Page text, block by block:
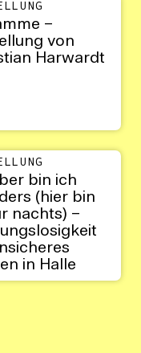
–
von
Harwardt
bin ich
(hier bin
nachts) –
in Halle